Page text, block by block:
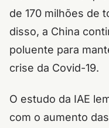
de 170 milhões de
disso, a China
poluente para
crise da Covid-19.
O estudo da IAE
com o aumento